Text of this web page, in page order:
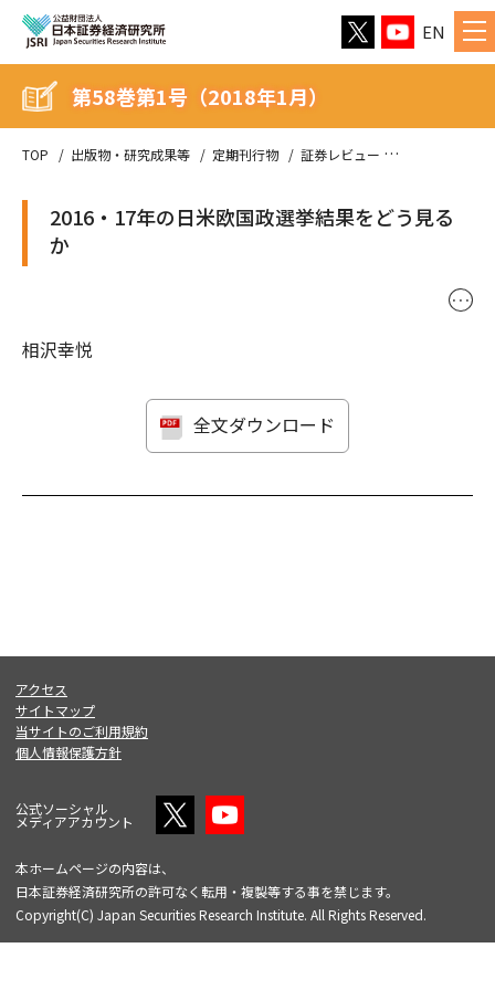
EN
TOP 出版物・研究成果等 定期刊行物 証券レビュー
第58巻第1号（2018年1月）
2016・17年の日米欧国政選挙結果をどう見る
か
･･･
相沢幸悦
全文ダウンロード
アクセス
サイトマップ
当サイトのご利用規約
個人情報保護方針
公式ソーシャル
メディアアカウント
本ホームページの内容は、
日本証券経済研究所の許可なく転用・複製等する事を禁じます。
Copyright(C) Japan Securities Research Institute. All Rights Reserved.